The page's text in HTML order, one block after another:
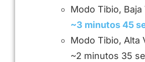
Modo Tibio, Baja
~3 minutos 45
Modo Tibio, Alta
~2 minutos 35